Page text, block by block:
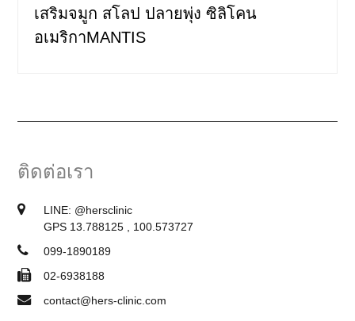
เสริมจมูก สโลป ปลายพุ่ง ซิลิโคน
อเมริกาMANTIS
ติดต่อเรา
LINE: @hersclinic
GPS 13.788125 , 100.573727
099-1890189
02-6938188
contact@hers-clinic.com